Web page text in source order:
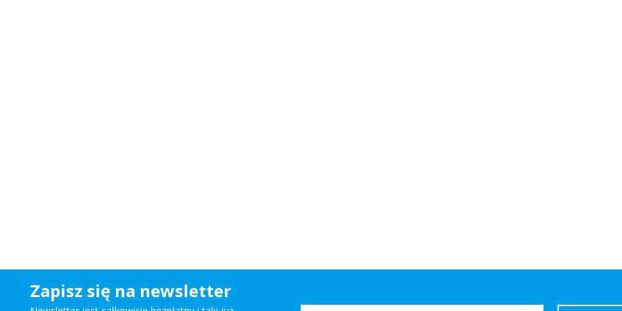
Zapisz się na newsletter